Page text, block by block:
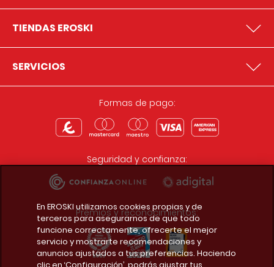
TIENDAS EROSKI
SERVICIOS
Formas de pago:
Seguridad y confianza:
Premios y reconocimientos:
En EROSKI utilizamos cookies propias y de
terceros para asegurarnos de que todo
funcione correctamente, ofrecerte el mejor
servicio y mostrarte recomendaciones y
anuncios ajustados a tus preferencias. Haciendo
clic en ‘Configuración’, podrás ajustar tus